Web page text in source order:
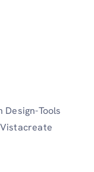
Tools